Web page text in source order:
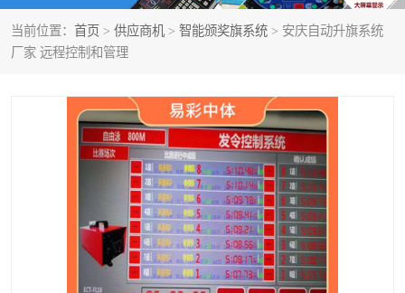
当前位置： 首页 > 供应商机 > 智能颁奖旗系统 > 安庆自动升旗系统
厂家 远程控制和管理
体育场馆影像采集回放系 游泳馆水下摄影采集救生